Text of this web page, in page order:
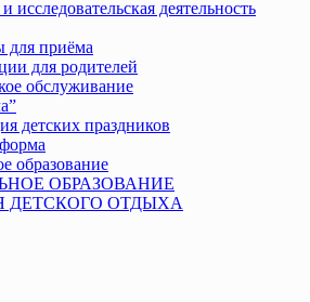
исследовательская деятельность
для приёма
для родителей
обслуживание
детских праздников
образование
ОБРАЗОВАНИЕ
ДЕТСКОГО ОТДЫХА